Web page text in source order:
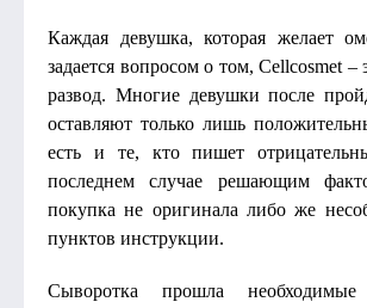
Каждая девушка, которая желает
задается вопросом о том, Cellcosmet –
развод. Многие девушки после
оставляют только лишь
есть и те, кто пишет
последнем случае решающим
покупка не оригинала либо же
пунктов инструкции.
Сыворотка прошла необходимые